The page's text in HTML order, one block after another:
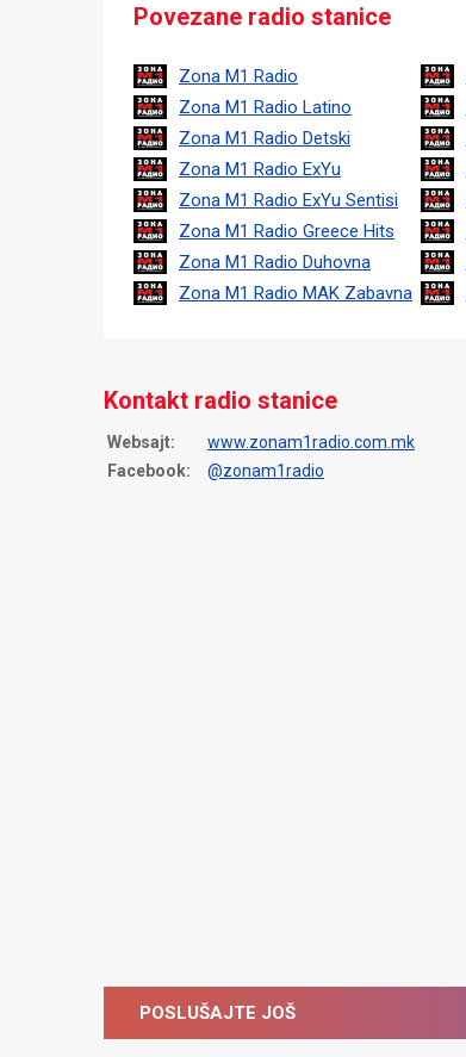
Povezane radio stanice
Zona M1 Radio
Zona M1 Radio Latino
Zona M1 Radio Detski
Zona M1 Radio ExYu
Zona M1 Radio ExYu Sentisi
Zona M1 Radio Greece Hits
Zona M1 Radio Duhovna
Zona M1 Radio MAK Zabavna
Kontakt radio stanice
Websajt:
www.zonam1radio.com.mk
Facebook:
@zonam1radio
POSLUŠAJTE JOŠ